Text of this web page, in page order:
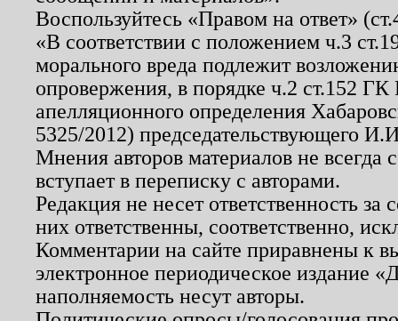
Воспользуйтесь «Правом на ответ»
«В соответствии с положением ч.3
морального вреда подлежит
опровержения, в порядке ч.2 ст.152
апелляционного определения
5325/2012) председательствующего
Мнения авторов материалов не
вступает в переписку с авторами.
Редакция не несет ответственность
них ответственны, соответственно,
Комментарии на сайте приравнены к
электронное периодическое издание
наполняемость несут авторы.